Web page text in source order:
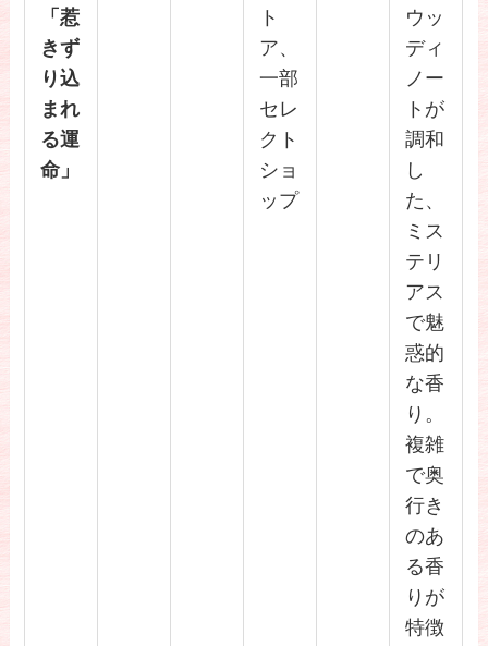
「惹
きず
り込
まれ
る運
命」
ト
ア、
一部
セレ
クト
ショ
ップ
ウッ
ディ
ノー
トが
調和
し
た、
ミス
テリ
アス
で魅
惑的
な香
り。
複雑
で奥
行き
のあ
る香
りが
特徴